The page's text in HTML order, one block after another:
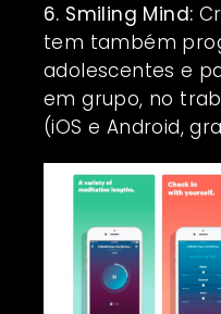
6. Smiling Mind:
tem também
adolescentes e
em grupo, no
(iOS e Android,